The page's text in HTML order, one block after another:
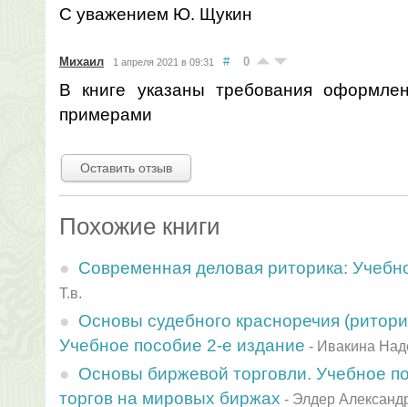
С уважением Ю. Щукин
Михаил 1 апреля 2021 в 09:31 # 0
В книге указаны требования
примерами
Оставить отзыв
Похожие книги
Современная деловая риторика:
Т.в.
Основы судебного красноречия
Учебное пособие 2-е издание - Ивакина
Основы биржевой торговли. Учебное
торгов на мировых биржах - Элдер